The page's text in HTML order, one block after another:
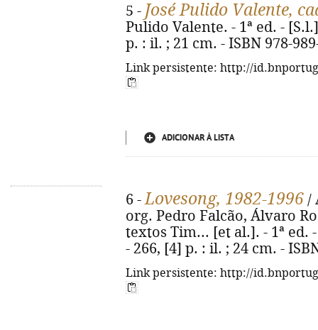
5 - José Pulido Valente,
Pulido Valente. - 1ª ed. -
p. : il. ; 21 cm. - ISBN 978-
Link persistente: http://
ADICIONAR À LISTA
6 -Lovesong, 1982-1996 /
org. Pedro Falcão, Álvaro
textos Tim... [et al.]. - 1ª ed.
- 266, [4] p. : il. ; 24 cm. -
Link persistente: http://